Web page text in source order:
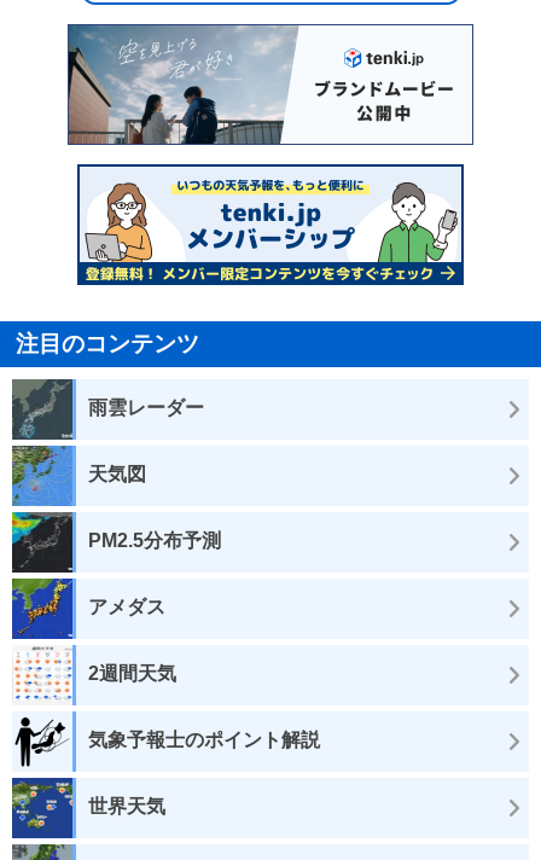
注目のコンテンツ
雨雲レーダー
天気図
PM2.5分布予測
アメダス
2週間天気
気象予報士のポイント解説
世界天気